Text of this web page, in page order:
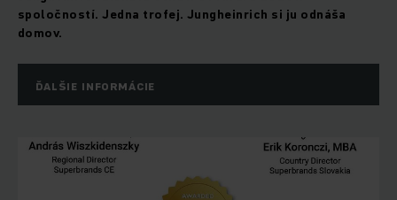
spoločností. Jedna trofej. Jungheinrich si ju odnáša
domov.
ĎALŠIE INFORMÁCIE